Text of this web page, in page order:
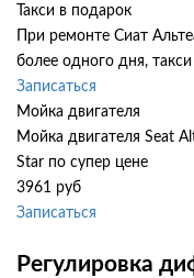
Такси в подарок
При ремонте Сиат
более одного дня,
Записаться
Мойка двигателя
Мойка двигателя Seat
Star по супер цене
3961 руб
Записаться
Регулировка